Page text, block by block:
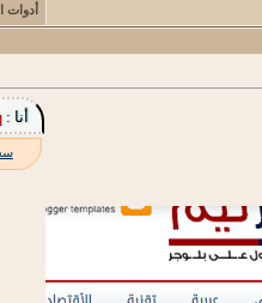
أدوات
أنا :